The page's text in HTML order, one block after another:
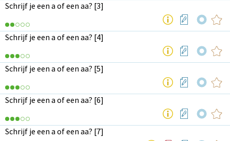
Schrijf je een a of een aa? [3]
Schrijf je een a of een aa? [4]
Schrijf je een a of een aa? [5]
Schrijf je een a of een aa? [6]
Schrijf je een a of een aa? [7]